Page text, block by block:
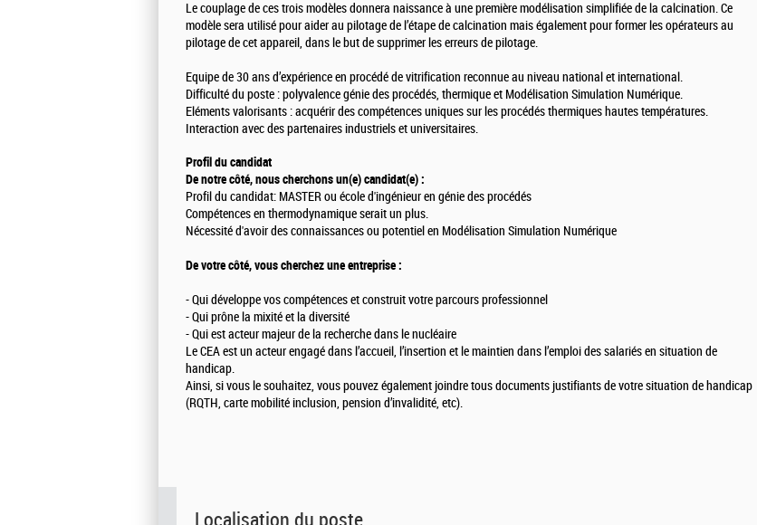
Le couplage de ces trois modèles donnera naissance à une première modélisation simplifiée de la calcination. Ce
modèle sera utilisé pour aider au pilotage de l’étape de calcination mais également pour former les opérateurs au
pilotage de cet appareil, dans le but de supprimer les erreurs de pilotage.
Equipe de 30 ans d’expérience en procédé de vitrification reconnue au niveau national et international.
Difficulté du poste : polyvalence génie des procédés, thermique et Modélisation Simulation Numérique.
Eléments valorisants : acquérir des compétences uniques sur les procédés thermiques hautes températures.
Interaction avec des partenaires industriels et universitaires.
Profil du candidat
De notre côté, nous cherchons un(e) candidat(e) :
Profil du candidat: MASTER ou école d'ingénieur en génie des procédés
Compétences en thermodynamique serait un plus.
Nécessité d'avoir des connaissances ou potentiel en Modélisation Simulation Numérique
De votre côté, vous cherchez une entreprise :
- Qui développe vos compétences et construit votre parcours professionnel
- Qui prône la mixité et la diversité
- Qui est acteur majeur de la recherche dans le nucléaire
Le CEA est un acteur engagé dans l’accueil, l’insertion et le maintien dans l’emploi des salariés en situation de
handicap.
Ainsi, si vous le souhaitez, vous pouvez également joindre tous documents justifiants de votre situation de handicap
(RQTH, carte mobilité inclusion, pension d’invalidité, etc).